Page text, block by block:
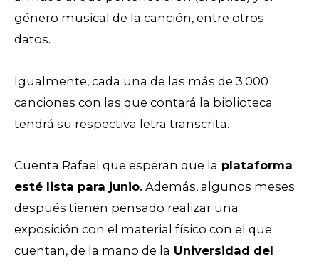
género musical de la canción, entre otros
datos.
Igualmente, cada una de las más de 3.000
canciones con las que contará la biblioteca
tendrá su respectiva letra transcrita.
Cuenta Rafael que esperan que la plataforma
esté lista para junio. Además, algunos meses
después tienen pensado realizar una
exposición con el material físico con el que
cuentan, de la mano de la Universidad del